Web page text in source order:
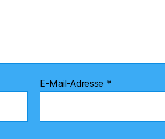
E-Mail-Adresse *